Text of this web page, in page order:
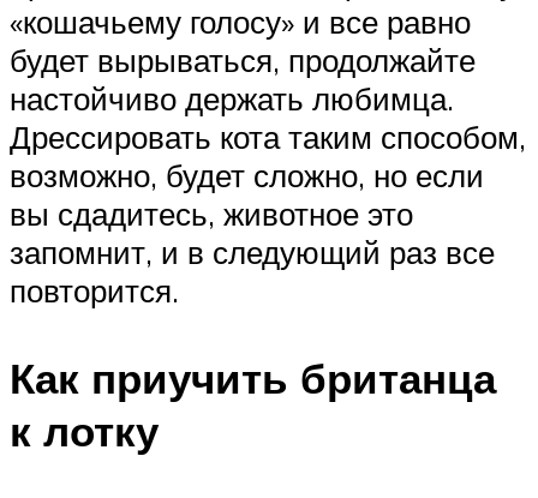
«кошачьему голосу» и все равно
будет вырываться, продолжайте
настойчиво держать любимца.
Дрессировать кота таким способом,
возможно, будет сложно, но если
вы сдадитесь, животное это
запомнит, и в следующий раз все
повторится.
Как приучить британца
к лотку